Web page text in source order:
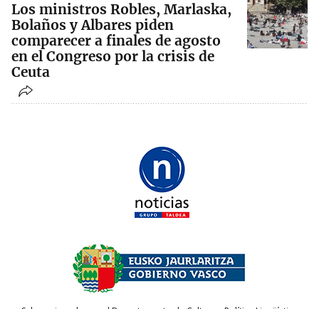
Los ministros Robles, Marlaska,
Bolaños y Albares piden
comparecer a finales de agosto
en el Congreso por la crisis de
Ceuta